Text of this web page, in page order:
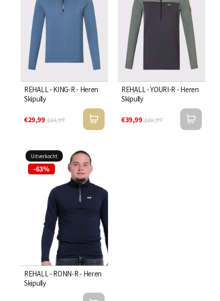
REHALL - KING-R - Heren
Skipully
€29,99 €44,99
REHALL - YOURI-R - Heren
Skipully
€39,99 €49,99
Uitverkocht
-63%
REHALL - RONN-R - Heren
Skipully